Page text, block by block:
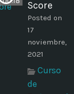
Score
Posted on
17
noviembre,
2021
Curso
de